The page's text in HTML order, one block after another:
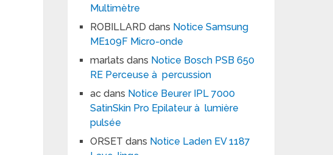
Multimètre
ROBILLARD dans Notice Samsung
ME109F Micro-onde
marlats dans Notice Bosch PSB 650
RE Perceuse à percussion
ac dans Notice Beurer IPL 7000
SatinSkin Pro Epilateur à lumière
pulsée
ORSET dans Notice Laden EV 1187